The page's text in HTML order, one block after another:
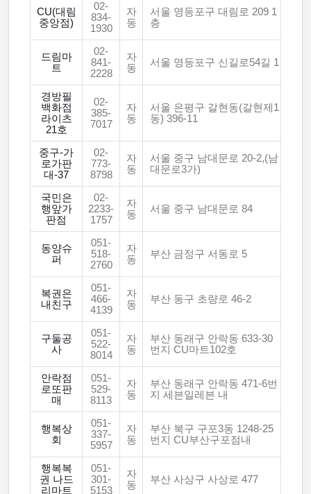
CU(대림
중앙점)
02-
834-
1930
자
동
서울 영등포구 대림로 209 1
층
드림마
트
02-
841-
2228
자
동
서울 영등포구 신길로54길 1
경방필
백화점
라이츠
21호
02-
385-
7017
자
동
서울 은평구 갈현동(갈현제1
동) 396-11
중구-가
로가판
대-37
02-
773-
8798
자
동
서울 중구 남대문로 20-2,(남
대문로3가)
국민은
행앞가
판점
02-
2233-
1757
자
동
서울 중구 남대문로 84
동양슈
퍼
051-
518-
2760
자
동
부산 금정구 서동로 5
복권은
내친구
051-
466-
4139
자
동
부산 동구 초량로 46-2
구둘공
사
051-
522-
8014
자
동
부산 동래구 안락동 633-30
번지 CU마트102호
안락점
로또판
매
051-
529-
8113
자
동
부산 동래구 안락동 471-6번
지 세븐일레븐 내
행복상
회
051-
337-
5957
자
동
부산 북구 구포3동 1248-25
번지 CU부산구포점내
행복복
권 나드
리마트
051-
301-
5153
자
동
부산 사상구 사상로 477